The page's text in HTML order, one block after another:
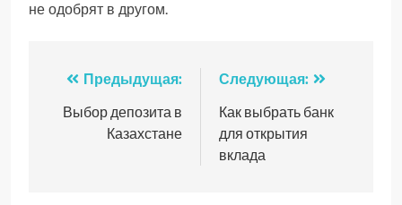
не одобрят в другом.
Навигация
по
записям
Предыдущая:
Выбор депозита в
Казахстане
Следующая:
Как выбрать банк
для открытия
вклада